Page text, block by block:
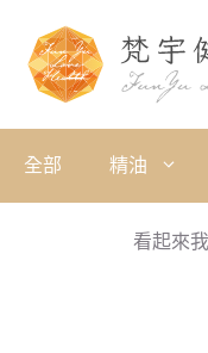
全部 精油
看起來